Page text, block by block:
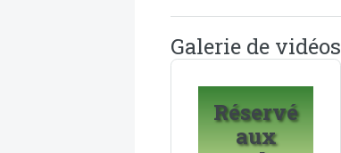
Galerie de vidéos
Réservé
aux